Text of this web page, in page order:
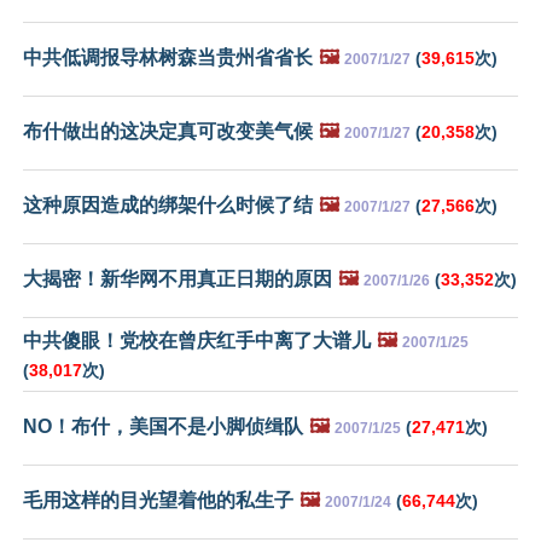
中共低调报导林树森当贵州省省长 🖼️ 2007/1/27 (39,615次)
布什做出的这决定真可改变美气候 🖼️ 2007/1/27 (20,358次)
这种原因造成的绑架什么时候了结 🖼️ 2007/1/27 (27,566次)
大揭密！新华网不用真正日期的原因 🖼️ 2007/1/26 (33,352次)
中共傻眼！党校在曾庆红手中离了大谱儿 🖼️ 2007/1/25
(38,017次)
NO！布什，美国不是小脚侦缉队 🖼️ 2007/1/25 (27,471次)
毛用这样的目光望着他的私生子 🖼️ 2007/1/24 (66,744次)